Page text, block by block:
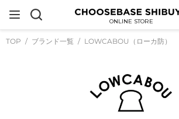
ONLINE STORE
TOP ブランド一覧 LOWCABOU（ローカ防）